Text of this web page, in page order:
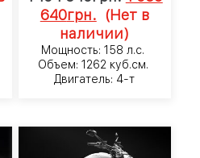
640грн. (Нет в
наличии)
Мощность: 158 л.с.
Объем: 1262 куб.см.
Двигатель: 4-т